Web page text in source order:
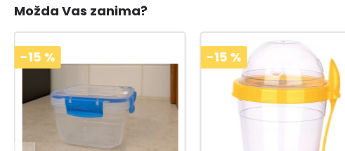
Možda Vas zanima?
-15 % -15 %